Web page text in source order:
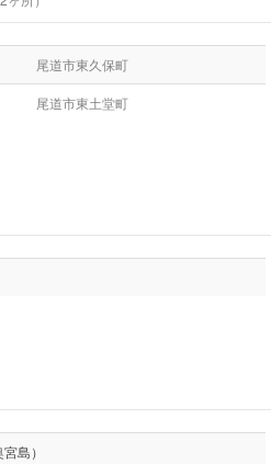
尾道市東久保町
尾道市東土堂町
宮島（奥宮島）